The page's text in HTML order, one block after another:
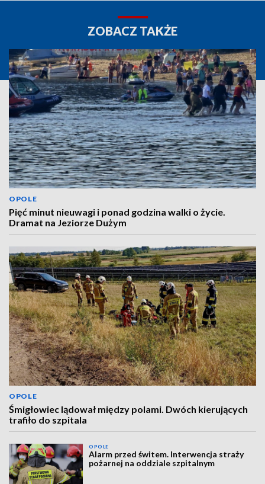
ZOBACZ TAKŻE
OPOLE
Pięć minut nieuwagi i ponad godzina walki o życie.
Dramat na Jeziorze Dużym
OPOLE
Śmigłowiec lądował między polami. Dwóch kierujących
trafiło do szpitala
OPOLE
Alarm przed świtem. Interwencja straży
pożarnej na oddziale szpitalnym